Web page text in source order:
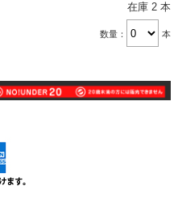
在庫 2 本
数量： 本